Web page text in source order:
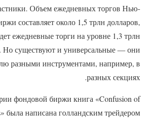
Объем ежедневных торгов Нью-
составляет около 1,5 трлн долларов,
ежедневные торги на уровне 1,3 трлн
Но существуют и универсальные — они
разными инструментами, например, в
разных секциях.
фондовой биржи книга «Confusion of
была написана голландским трейдером